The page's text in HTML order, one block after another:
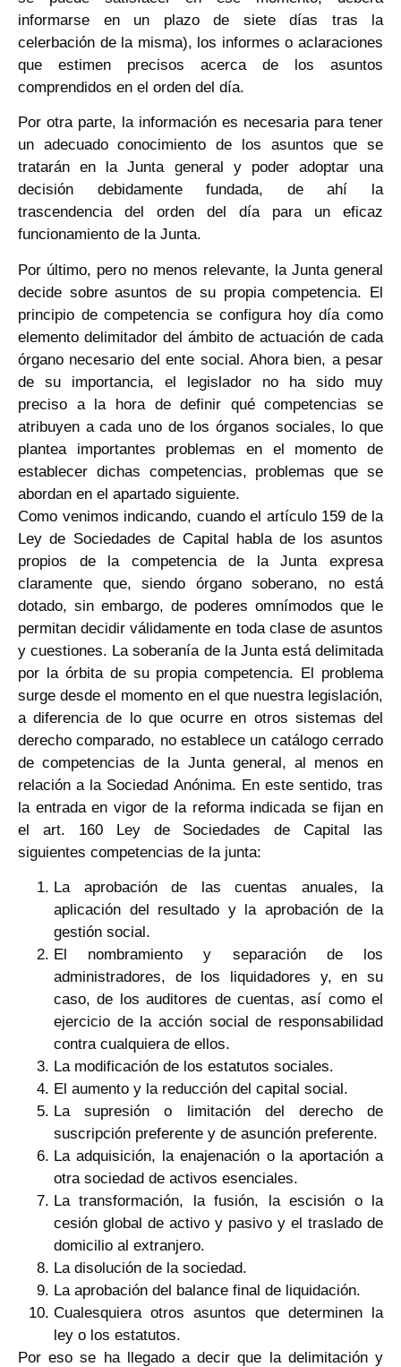
informarse en un plazo de siete días tras la
celerbación de la misma), los informes o aclaraciones
que estimen precisos acerca de los asuntos
comprendidos en el orden del día.
Por otra parte, la información es necesaria para tener
un adecuado conocimiento de los asuntos que se
tratarán en la Junta general y poder adoptar una
decisión debidamente fundada, de ahí la
trascendencia del orden del día para un eficaz
funcionamiento de la Junta.
Por último, pero no menos relevante, la Junta general
decide sobre asuntos de su propia competencia. El
principio de competencia se configura hoy día como
elemento delimitador del ámbito de actuación de cada
órgano necesario del ente social. Ahora bien, a pesar
de su importancia, el legislador no ha sido muy
preciso a la hora de definir qué competencias se
atribuyen a cada uno de los órganos sociales, lo que
plantea importantes problemas en el momento de
establecer dichas competencias, problemas que se
abordan en el apartado siguiente.
Como venimos indicando, cuando el artículo 159 de la
Ley de Sociedades de Capital habla de los asuntos
propios de la competencia de la Junta expresa
claramente que, siendo órgano soberano, no está
dotado, sin embargo, de poderes omnímodos que le
permitan decidir válidamente en toda clase de asuntos
y cuestiones. La soberanía de la Junta está delimitada
por la órbita de su propia competencia. El problema
surge desde el momento en el que nuestra legislación,
a diferencia de lo que ocurre en otros sistemas del
derecho comparado, no establece un catálogo cerrado
de competencias de la Junta general, al menos en
relación a la Sociedad Anónima. En este sentido, tras
la entrada en vigor de la reforma indicada se fijan en
el art. 160 Ley de Sociedades de Capital las
siguientes competencias de la junta:
La aprobación de las cuentas anuales, la
aplicación del resultado y la aprobación de la
gestión social.
El nombramiento y separación de los
administradores, de los liquidadores y, en su
caso, de los auditores de cuentas, así como el
ejercicio de la acción social de responsabilidad
contra cualquiera de ellos.
La modificación de los estatutos sociales.
El aumento y la reducción del capital social.
La supresión o limitación del derecho de
suscripción preferente y de asunción preferente.
La adquisición, la enajenación o la aportación a
otra sociedad de activos esenciales.
La transformación, la fusión, la escisión o la
cesión global de activo y pasivo y el traslado de
domicilio al extranjero.
La disolución de la sociedad.
La aprobación del balance final de liquidación.
Cualesquiera otros asuntos que determinen la
ley o los estatutos.
Por eso se ha llegado a decir que la delimitación y